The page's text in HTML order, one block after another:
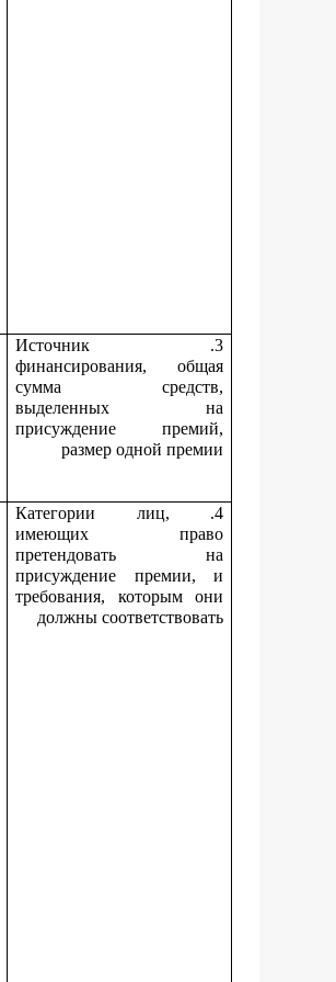
3. Источник
финансирования, общая
сумма средств,
выделенных на
присуждение премий,
размер одной премии
4. Категории лиц,
имеющих право
претендовать на
присуждение премии, и
требования, которым они
должны соответствовать